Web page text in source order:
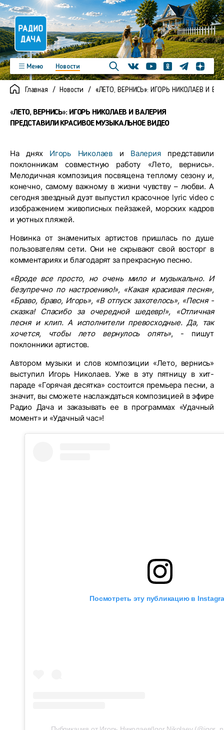
Меню
Новости
Программы
Подкасты
Новинки
Фото
Видео
ВконтактеYoutubeОдноклассники
ТелеграмЯндекс
Главная Новости «ЛЕТО, ВЕРНИСЬ»: ИГОРЬ НИКОЛАЕВ И
«ЛЕТО, ВЕРНИСЬ»: ИГОРЬ НИКОЛАЕВ И ВАЛЕРИЯ
ПРЕДСТАВИЛИ КРАСИВОЕ МУЗЫКАЛЬНОЕ ВИДЕО
На днях Игорь Николаеви Валерияпредставили
поклонникам совместную работу «Лето, вернись».
Мелодичная композиция посвящена теплому сезону и,
конечно, самому важному в жизни чувству – любви. А
сегодня звездный дуэт выпустил красочное lyric video с
изображением живописных пейзажей, морских кадров
и уютных пляжей.
Новинка от знаменитых артистов пришлась по душе
пользователям сети. Они не скрывают свой восторг в
комментариях и благодарят за прекрасную песню.
«Вроде все просто, но очень мило и музыкально. И
безупречно по настроению!», «Какая красивая песня»,
«Браво, браво, Игорь», «В отпуск захотелось», «Песня -
сказка! Спасибо за очередной шедевр!», «Отличная
песня и клип. А исполнители превосходные. Да, так
хочется, чтобы лето вернулось опять», - пишут
поклонники артистов.
Автором музыки и слов композиции «Лето, вернись»
выступил Игорь Николаев. Уже в эту пятницу в хит-
параде «Горячая десятка» состоится премьера песни, а
значит, вы сможете наслаждаться композицией в эфире
Радио Дача и заказывать ее в программах «Удачный
момент» и «Удачный час»!
Посмотреть эту публикацию в